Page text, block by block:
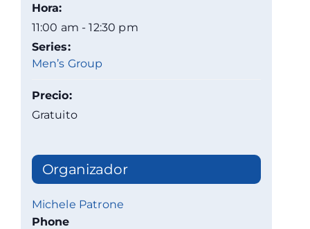
Hora:
11:00 am - 12:30 pm
Series:
Men’s Group
Precio:
Gratuito
Organizador
Michele Patrone
Phone